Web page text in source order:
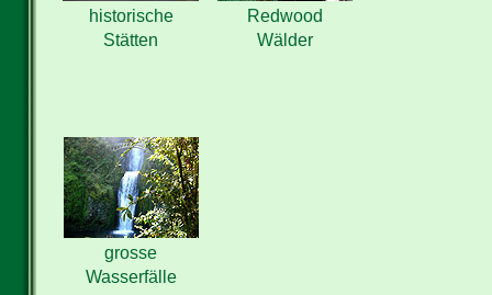
historische
Stätten
Redwood
Wälder
grosse
Wasserfälle